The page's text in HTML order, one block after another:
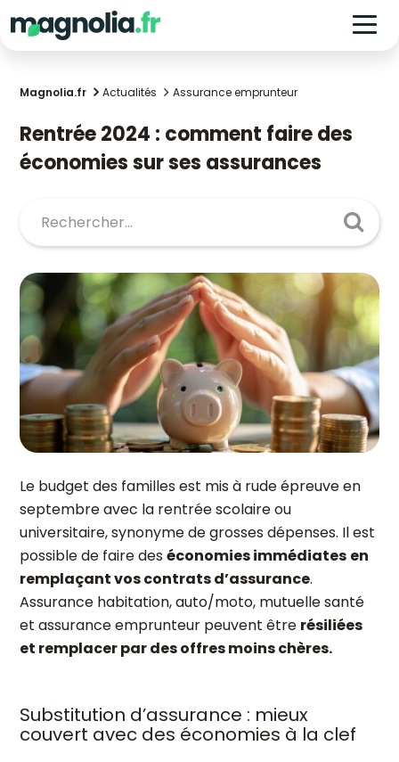
Magnolia.fr Actualités Assurance emprunteur
Rentrée 2024 : comment faire des
économies sur ses assurances
Le budget des familles est mis à rude épreuve en
septembre avec la rentrée scolaire ou
universitaire, synonyme de grosses dépenses. Il est
possible de faire deséconomies immédiates en
remplaçant vos contrats d’assurance.
Assurance habitation, auto/moto, mutuelle santé
et assurance emprunteur peuvent être résiliées
et remplacer par des offres moins chères.
Substitution d’assurance : mieux
couvert avec des économies à la clef